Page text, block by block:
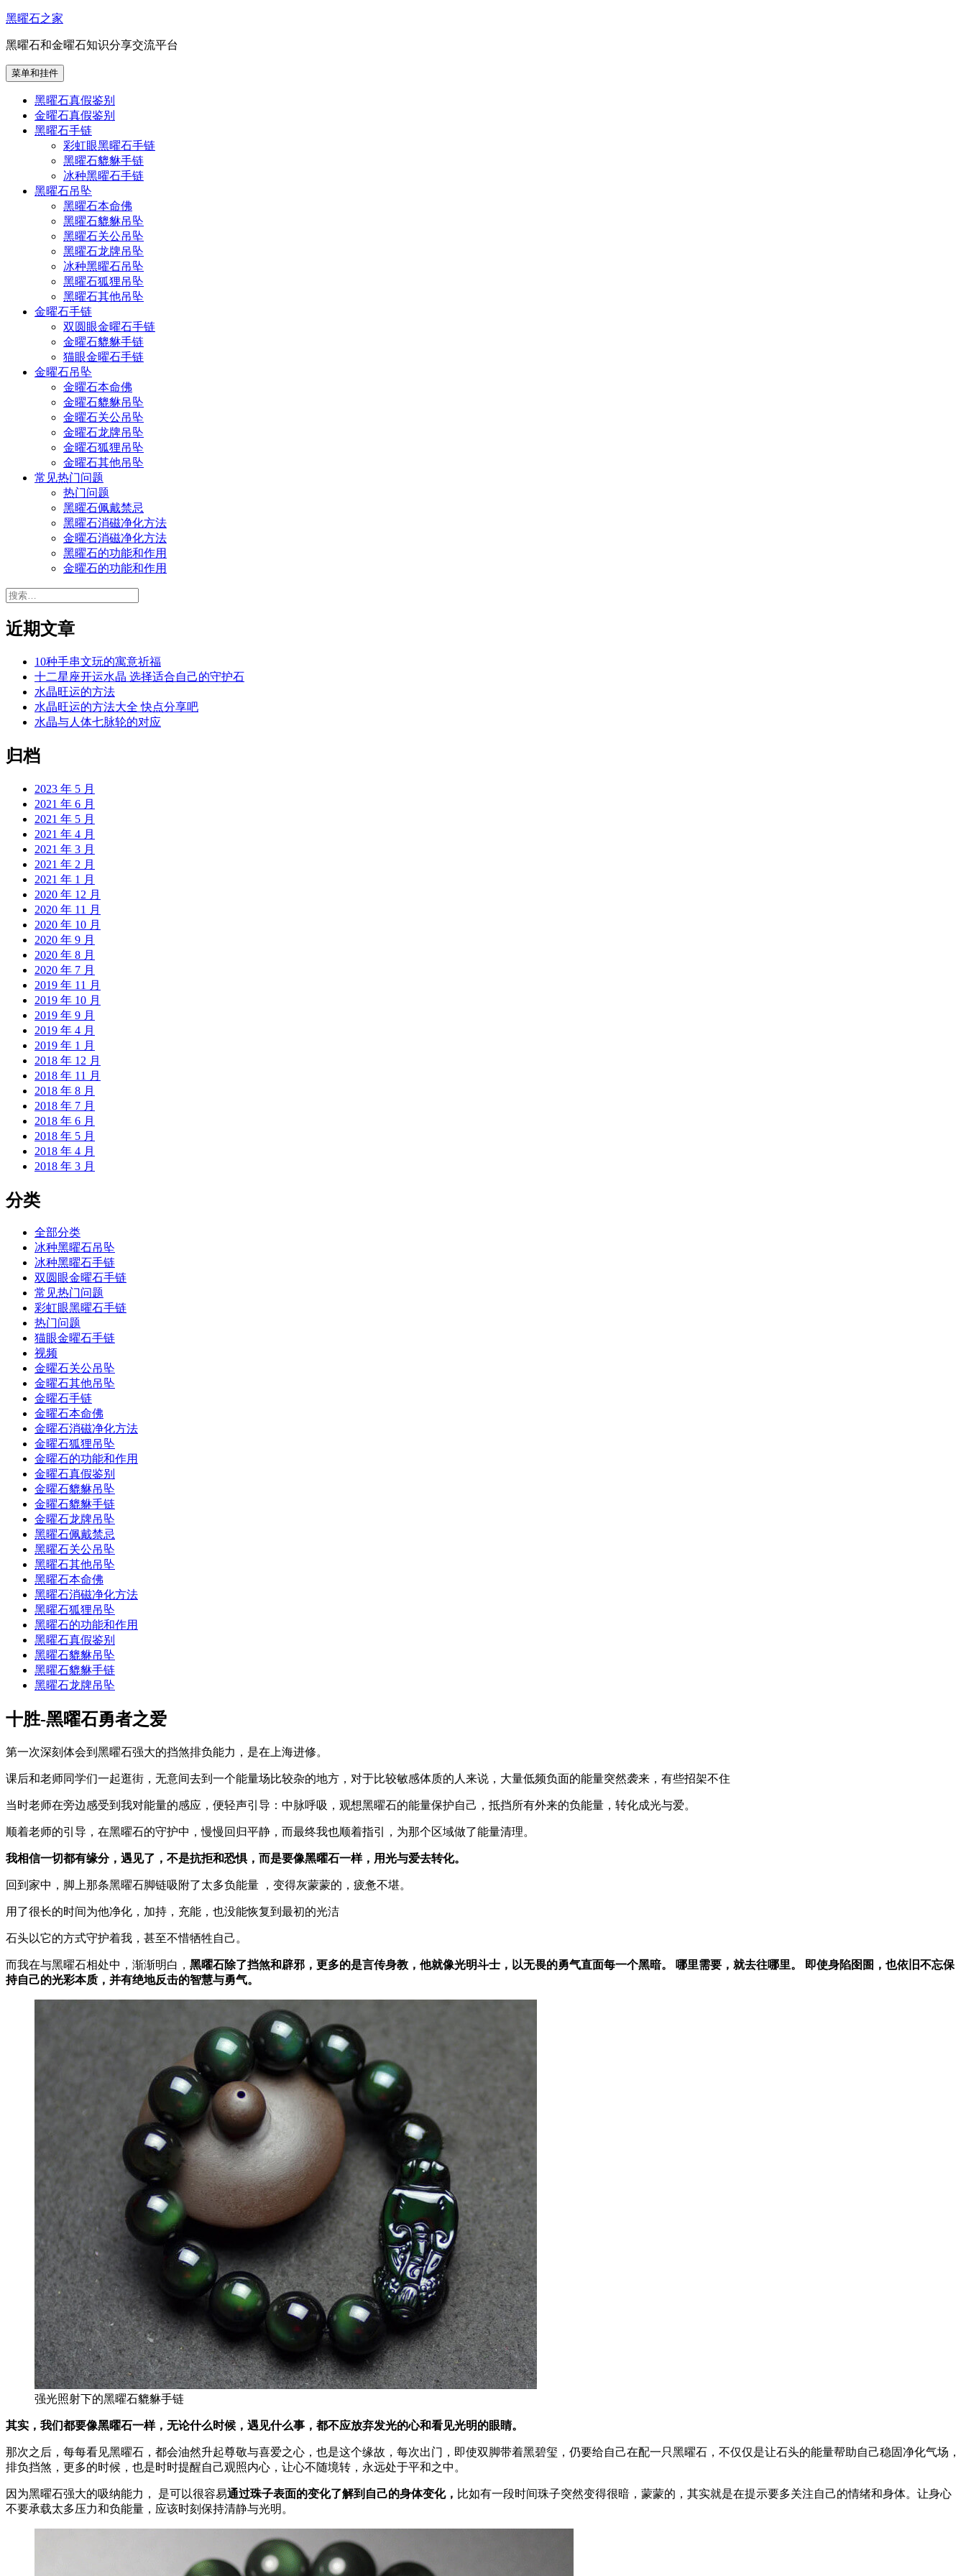
跳
内
容
黑曜石之家
黑曜石和金曜石知识分享交流平台
菜单和挂件
黑曜石真假鉴别
金曜石真假鉴别
黑曜石手链
彩虹眼黑曜石手链
黑曜石貔貅手链
冰种黑曜石手链
黑曜石吊坠
黑曜石本命佛
黑曜石貔貅吊坠
黑曜石关公吊坠
黑曜石龙牌吊坠
冰种黑曜石吊坠
黑曜石狐狸吊坠
黑曜石其他吊坠
金曜石手链
双圆眼金曜石手链
金曜石貔貅手链
猫眼金曜石手链
金曜石吊坠
金曜石本命佛
金曜石貔貅吊坠
金曜石关公吊坠
金曜石龙牌吊坠
金曜石狐狸吊坠
金曜石其他吊坠
常见热门问题
热门问题
黑曜石佩戴禁忌
黑曜石消磁净化方法
金曜石消磁净化方法
黑曜石的功能和作用
金曜石的功能和作用
搜
近期文章
10种手串文玩的寓意祈福
十二星座开运水晶 选择适合自己的守护石
水晶旺运的方法
水晶旺运的方法大全 快点分享吧
水晶与人体七脉轮的对应
归档
2023 年 5 月
2021 年 6 月
2021 年 5 月
2021 年 4 月
2021 年 3 月
2021 年 2 月
2021 年 1 月
2020 年 12 月
2020 年 11 月
2020 年 10 月
2020 年 9 月
2020 年 8 月
2020 年 7 月
2019 年 11 月
2019 年 10 月
2019 年 9 月
2019 年 4 月
2019 年 1 月
2018 年 12 月
2018 年 11 月
2018 年 8 月
2018 年 7 月
2018 年 6 月
2018 年 5 月
2018 年 4 月
2018 年 3 月
分类
全部分类
冰种黑曜石吊坠
冰种黑曜石手链
双圆眼金曜石手链
常见热门问题
彩虹眼黑曜石手链
热门问题
猫眼金曜石手链
视频
金曜石关公吊坠
金曜石其他吊坠
金曜石手链
金曜石本命佛
金曜石消磁净化方法
金曜石狐狸吊坠
金曜石的功能和作用
金曜石真假鉴别
金曜石貔貅吊坠
金曜石貔貅手链
金曜石龙牌吊坠
黑曜石佩戴禁忌
黑曜石关公吊坠
黑曜石其他吊坠
黑曜石本命佛
黑曜石消磁净化方法
黑曜石狐狸吊坠
黑曜石的功能和作用
黑曜石真假鉴别
黑曜石貔貅吊坠
黑曜石貔貅手链
黑曜石龙牌吊坠
十胜-黑曜石勇者之爱
第一次深刻体会到黑曜石强大的挡煞排负能力，是在上海进修。
课后和老师同学们一起逛街，无意间去到一个能量场比较杂的地方，对于比较敏感体质的人来说，大量低频负面的能量突然袭来，有些招架不住
当时老师在旁边感受到我对能量的感应，便轻声引导：中脉呼吸，观想黑曜石的能量保护自己，抵挡所有外来的负能量，转化成光与爱。
顺着老师的引导，在黑曜石的守护中，慢慢回归平静，而最终我也顺着指引，为那个区域做了能量清理。
我相信一切都有缘分，遇见了，不是抗拒和恐惧，而是要像黑曜石一样，用光与爱去转化。
回到家中，脚上那条黑曜石脚链吸附了太多负能量 ，变得灰蒙蒙的，疲惫不堪。
用了很长的时间为他净化，加持，充能，也没能恢复到最初的光洁
石头以它的方式守护着我，甚至不惜牺牲自己。
而我在与黑曜石相处中，渐渐明白， 黑曜石除了挡煞和辟邪，更多的是言传身教，他就像光明斗士，以无畏的勇气直面每一个黑暗。 哪里需要，就去往哪里。 即使身陷囹圄，也依旧不忘保
持自己的光彩本质，并有绝地反击的智慧与勇气。
强光照射下的黑曜石貔貅手链
其实，我们都要像黑曜石一样，无论什么时候，遇见什么事，都不应放弃发光的心和看见光明的眼睛。
那次之后，每每看见黑曜石，都会油然升起尊敬与喜爱之心，也是这个缘故，每次出门，即使双脚带着黑碧玺，仍要给自己在配一只黑曜石，不仅仅是让石头的能量帮助自己稳固净化气场，
排负挡煞，更多的时候，也是时时提醒自己观照内心，让心不随境转，永远处于平和之中。
因为黑曜石强大的吸纳能力， 是可以很容易通过珠子表面的变化了解到自己的身体变化， 比如有一段时间珠子突然变得很暗，蒙蒙的，其实就是在提示要多关注自己的情绪和身体。让身心
不要承载太多压力和负能量，应该时刻保持清静与光明。